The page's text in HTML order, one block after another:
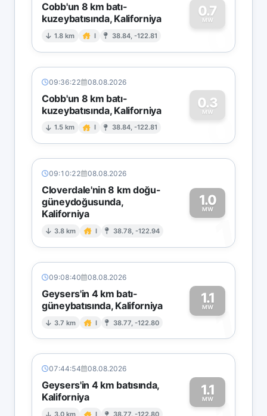
Cobb'un 8 km batı-
kuzeybatısında, Kaliforniya
1.8 km I 38.84, -122.81
0.7
MW
0
09:36:22 08.08.2026
Cobb'un 8 km batı-
kuzeybatısında, Kaliforniya
1.5 km I 38.84, -122.81
0.3
MW
0
09:10:22 08.08.2026
Cloverdale'nin 8 km doğu-
güneydoğusunda,
Kaliforniya
3.8 km I 38.78, -122.94
1.0
MW
1
09:08:40 08.08.2026
Geysers'in 4 km batı-
güneybatısında, Kaliforniya
3.7 km I 38.77, -122.80
1.1
MW1
07:44:54 08.08.2026
Geysers'in 4 km batısında,
Kaliforniya
3.0 km I 38.77, -122.80
1.1
MW